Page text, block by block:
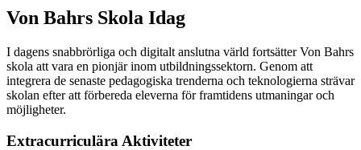
Von Bahrs Skola Idag
I dagens snabbrörliga och digitalt anslutna värld fortsätter Von Bahrs
skola att vara en pionjär inom utbildningssektorn. Genom att
integrera de senaste pedagogiska trenderna och teknologierna strävar
skolan efter att förbereda eleverna för framtidens utmaningar och
möjligheter.
Extracurriculära Aktiviteter